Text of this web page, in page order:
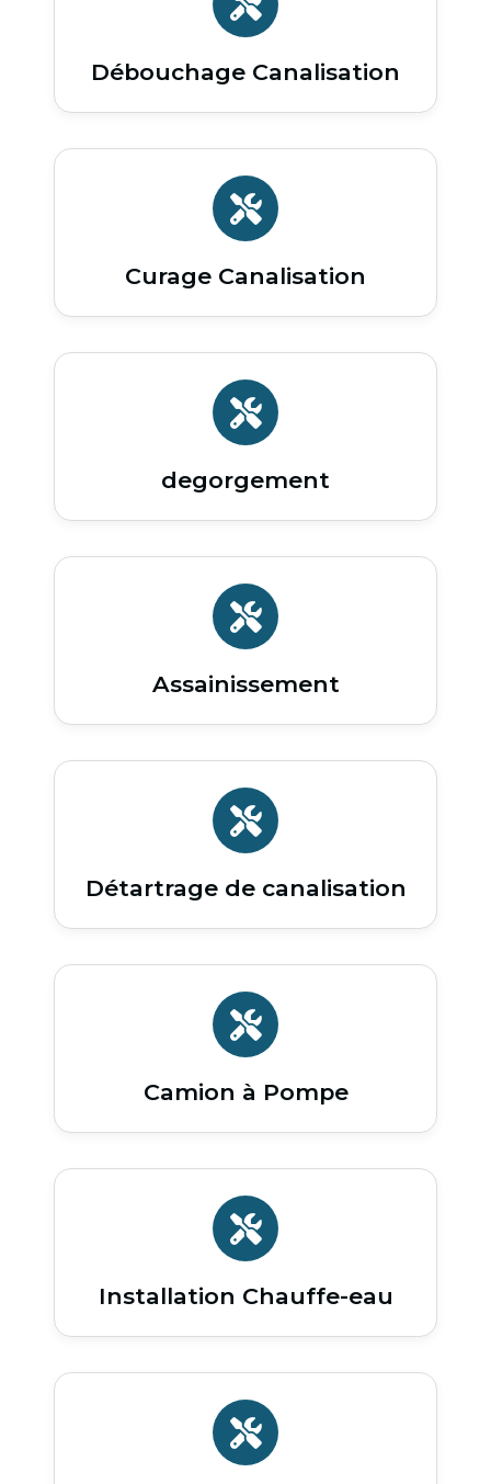
Débouchage Canalisation
Curage Canalisation
degorgement
Assainissement
Détartrage de canalisation
Camion à Pompe
Installation Chauffe-eau